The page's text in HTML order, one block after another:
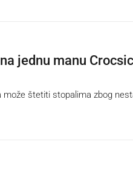
jednu manu
može štetiti stopalima zbog